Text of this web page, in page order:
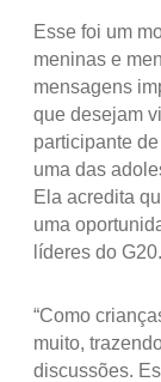
Esse foi um
meninas e
mensagens
que desejam
participante
uma das
Ela acredita
uma
líderes do G20.
“Como
muito,
discussões.